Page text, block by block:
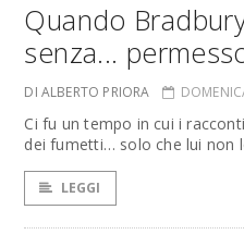
Quando
senza...
DI ALBERTO PRIORA
Ci fu un tempo in cui i
dei fumetti… solo che lui non
LEGGI